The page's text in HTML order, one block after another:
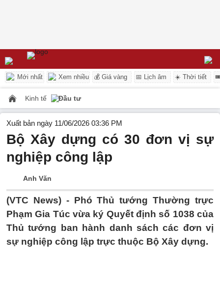
Mới nhất Xem nhiều 💰 Giá vàng 📅 Lịch âm ☀️ Thời tiết
Kinh tế Đầu tư
Xuất bản ngày 11/06/2026 03:36 PM
Bộ Xây dựng có 30 đơn vị sự
nghiệp công lập
Anh Văn
(VTC News) - Phó Thủ tướng Thường trực
Phạm Gia Túc vừa ký Quyết định số 1038 của
Thủ tướng ban hành danh sách các đơn vị
sự nghiệp công lập trực thuộc Bộ Xây dựng.